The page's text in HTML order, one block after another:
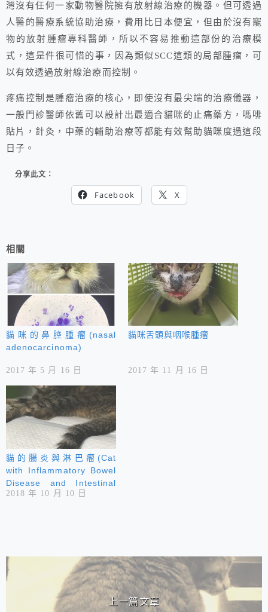
灣沒有任何一家動物醫院擁有放射線治療的機器。但可透過
人醫的醫療系統協助治療，費用比日本便宜，但由於沒有寵
物的放射腫瘤專科醫師，所以不容易推動這部份的治療模
式，這是件很可惜的事，因為類似SCC這類的局部腫瘤，可
以有效透過放射線治療而控制。
疼痛控制是腫瘤治療的核心，即使沒有最尖端的治療儀器，
一般門診醫師依舊可以設計出最適合貓咪的止痛藥方，嗎啡
貼片，針灸，中藥的輔助治療等都能有效幫助貓咪度過這段
日子。
分享此文：
Facebook X
相關
貓咪的鼻腔腫瘤(nasal
adenocarcinoma)
2017 年 5 月 16 日
貓咪舌頭與咽喉腫瘤
2017 年 11 月 16 日
貓的腸炎與淋巴瘤(Cat
with Inflammatory Bowel
Disease and Intestinal
Small Cell Lymphoma )
2018 年 10 月 10 日
相連文章
上一篇文章